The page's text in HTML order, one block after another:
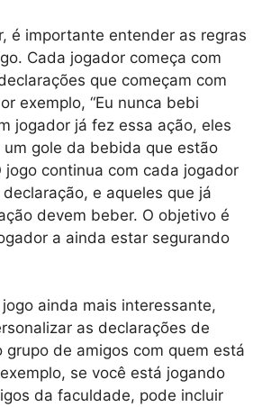
é importante entender as regras
Cada jogador começa com
que começam com
exemplo, “Eu nunca bebi
jogador já fez essa ação, eles
um gole da bebida que estão
jogo continua com cada jogador
e aqueles que já
devem beber. O objetivo é
a ainda estar segurando
ainda mais interessante,
as declarações de
grupo de amigos com quem está
se você está jogando
da faculdade, pode incluir